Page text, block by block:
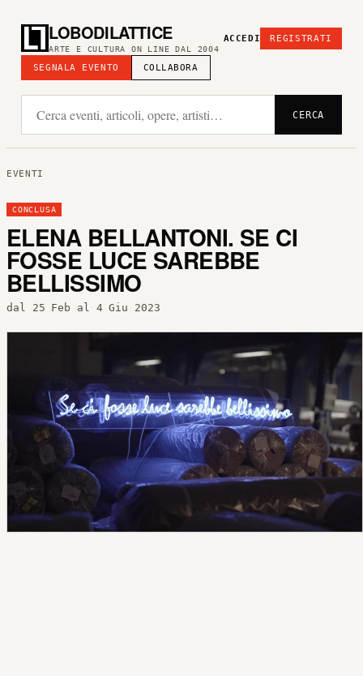
LOBODILATTICE
ARTE E CULTURA ON LINE DAL 2004
SEGNALA EVENTO COLLABORA
ACCEDI REGISTRATI
CERCA
EVENTI
CONCLUSA
ELENA BELLANTONI. SE CI
FOSSE LUCE SAREBBE
BELLISSIMO
dal 25 Feb al 4 Giu 2023